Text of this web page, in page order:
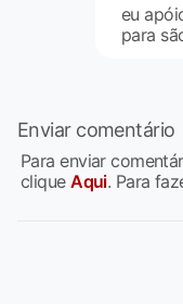
eu
para
Enviar comentário
Para enviar
cliqueAqui. Para